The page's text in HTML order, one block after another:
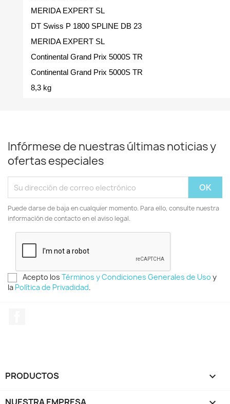
MERIDA EXPERT SL
DT Swiss P 1800 SPLINE DB 23
MERIDA EXPERT SL
Continental Grand Prix 5000S TR
Continental Grand Prix 5000S TR
8,3 kg
Infórmese de nuestras últimas noticias y
ofertas especiales
Puede darse de baja en cualquier momento. Para ello, consulte nuestra
información de contacto en el aviso legal.
Acepto los Términos y Condiciones Generales de Uso y
la Política de Privadidad.
PRODUCTOS 